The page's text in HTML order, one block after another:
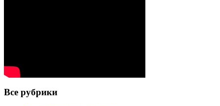
Все рубрики